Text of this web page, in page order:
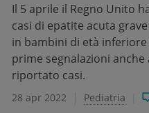
Il 5 aprile il Regno Unito
casi di epatite acuta
in bambini di età inferiore
prime segnalazioni
riportato casi.
28 apr 2022 Pediatria